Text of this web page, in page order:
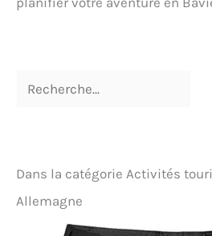
Dans la catégorie Activités
Allemagne